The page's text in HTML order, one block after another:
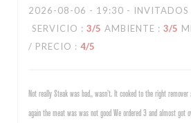
2026-08-06 - 19:30 - INVITADOS
SERVICIO : 3/5 AMBIENTE : 3/5
/ PRECIO : 4/5
Not really Steak was bad,, wasn’t. It cooked to the right
again the meat was was not good We ordered 3 and almost got